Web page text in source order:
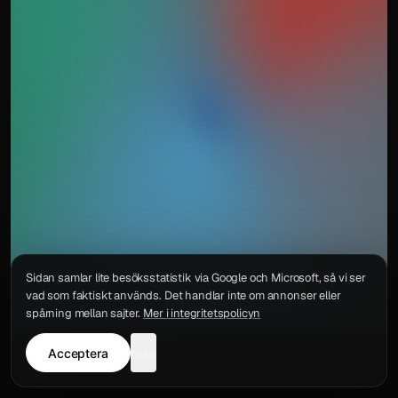
IntegritetspolicyKontakt
Sidan samlar lite besöksstatistik via Google och Microsoft, så vi ser
vad som faktiskt används. Det handlar inte om annonser eller
spårning mellan sajter. Mer i integritetspolicyn
Acceptera neka